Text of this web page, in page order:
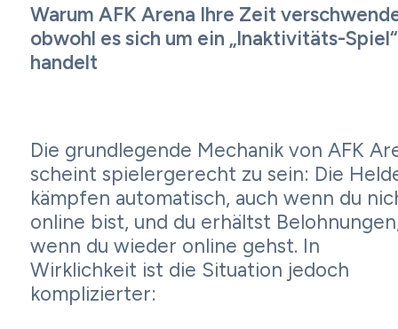
Warum AFK Arena Ihre Zeit
obwohl es sich um ein „Inaktivitäts-Spiel“
handelt
Die grundlegende Mechanik von AFK
scheint spielergerecht zu sein: Die
kämpfen automatisch, auch wenn du
online bist, und du erhältst
wenn du wieder online gehst. In
Wirklichkeit ist die Situation jedoch
komplizierter: